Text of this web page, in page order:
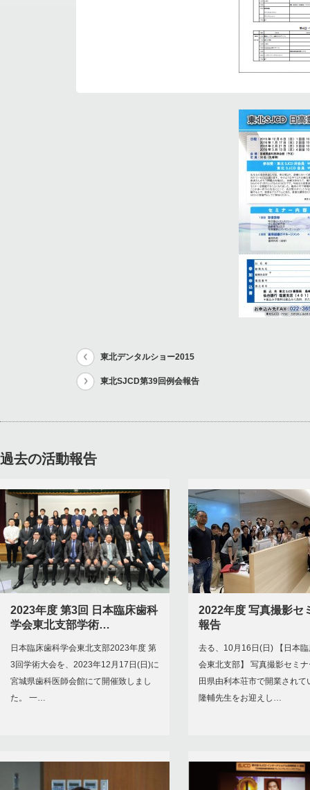
東北デンタルショー2015
東北SJCD第39回例会報告
過去の活動報告
2023年度 第3回 日本臨床歯科
学会東北支部学術…
日本臨床歯科学会東北支部2023年度 第
3回学術大会を、2023年12月17日(日)に
宮城県歯科医師会館にて開催致しまし
た。 一…
2022年度 写真撮影セ
報告
去る、10月16日(日) 【日本
会東北支部】 写真撮影セミ
田県由利本荘市で開業されて
隆輔先生をお迎えし…